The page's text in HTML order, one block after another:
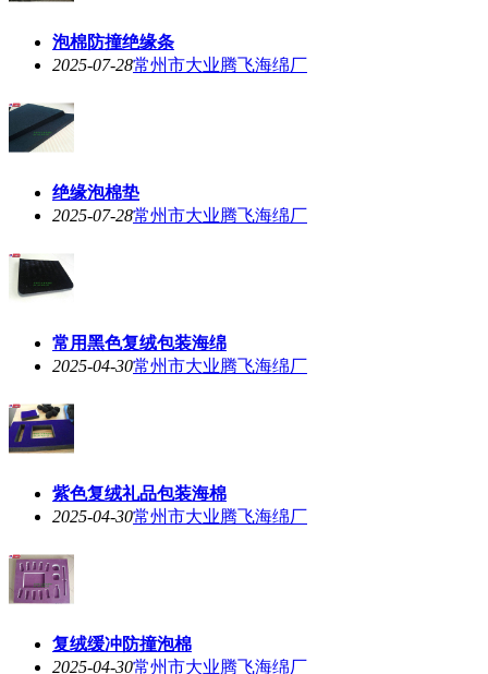
泡棉防撞绝缘条
2025-07-28常州市大业腾飞海绵厂
绝缘泡棉垫
2025-07-28常州市大业腾飞海绵厂
常用黑色复绒包装海绵
2025-04-30常州市大业腾飞海绵厂
紫色复绒礼品包装海棉
2025-04-30常州市大业腾飞海绵厂
复绒缓冲防撞泡棉
2025-04-30常州市大业腾飞海绵厂